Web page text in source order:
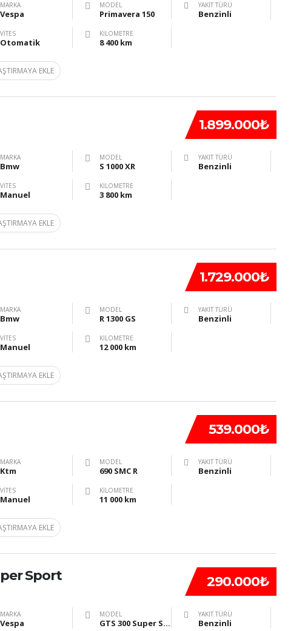
MARKA
Vespa
MODEL
Primavera 150
YAKIT TÜRÜ
Benzinli
VITES
Otomatik
KILOMETRE
8 400 km
EKLE
1.899.000₺
MARKA
Bmw
MODEL
S 1000 XR
YAKIT TÜRÜ
Benzinli
VITES
Manuel
KILOMETRE
3 800 km
EKLE
1.729.000₺
MARKA
Bmw
MODEL
R 1300 GS
YAKIT TÜRÜ
Benzinli
VITES
Manuel
KILOMETRE
12 000 km
EKLE
539.000₺
MARKA
Ktm
MODEL
690 SMC R
YAKIT TÜRÜ
Benzinli
VITES
Manuel
KILOMETRE
11 000 km
EKLE
290.000₺
Sport
MARKA
Vespa
MODEL
GTS 300 Super Sport
YAKIT TÜRÜ
Benzinli